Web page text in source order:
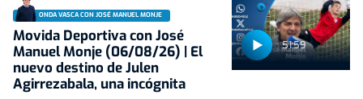
51:59
ONDA VASCA CON JOSÉ MANUEL MONJE
Movida Deportiva con José
Manuel Monje (06/08/26) | El
nuevo destino de Julen
Agirrezabala, una incógnita